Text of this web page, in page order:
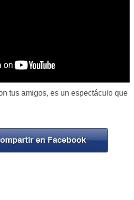
tus amigos, es un espectáculo que